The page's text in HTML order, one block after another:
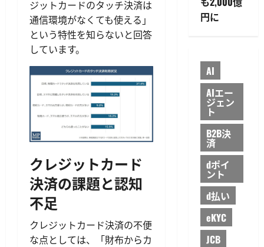
ジットカードのタッチ決済は
通信環境がなくても使える」
という特性を知らないと回答
しています。
クレジットカード
決済の課題と認知
不足
クレジットカード決済の不便
な点としては、「財布からカ
円に
AI
AIエー
ジェン
ト
B2B決
済
dポイ
ント
d払い
eKYC
JCB